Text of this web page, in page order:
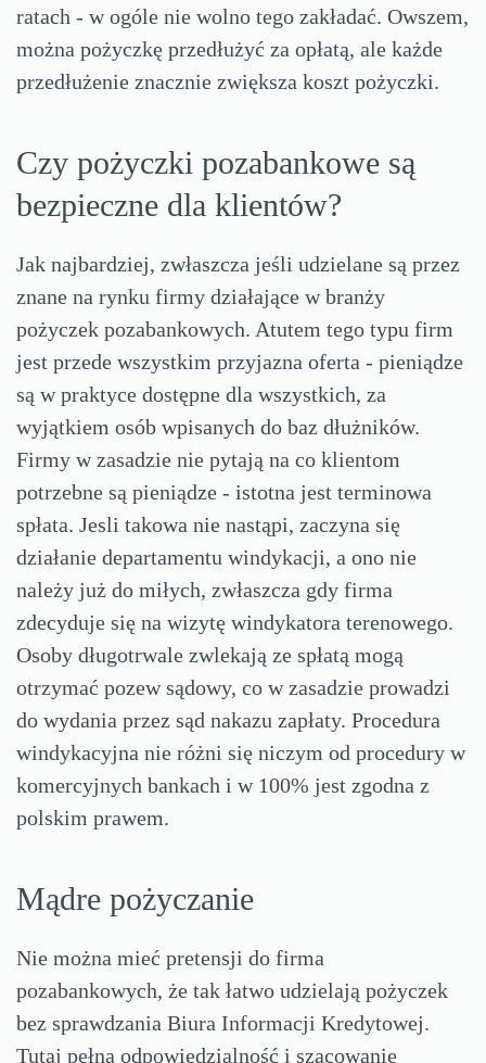
ratach - w ogóle nie wolno tego zakładać. Owszem,
można pożyczkę przedłużyć za opłatą, ale każde
przedłużenie znacznie zwiększa koszt pożyczki.
Czy pożyczki pozabankowe są
bezpieczne dla klientów?
Jak najbardziej, zwłaszcza jeśli udzielane są przez
znane na rynku firmy działające w branży
pożyczek pozabankowych. Atutem tego typu firm
jest przede wszystkim przyjazna oferta - pieniądze
są w praktyce dostępne dla wszystkich, za
wyjątkiem osób wpisanych do baz dłużników.
Firmy w zasadzie nie pytają na co klientom
potrzebne są pieniądze - istotna jest terminowa
spłata. Jesli takowa nie nastąpi, zaczyna się
działanie departamentu windykacji, a ono nie
należy już do miłych, zwłaszcza gdy firma
zdecyduje się na wizytę windykatora terenowego.
Osoby długotrwale zwlekają ze spłatą mogą
otrzymać pozew sądowy, co w zasadzie prowadzi
do wydania przez sąd nakazu zapłaty. Procedura
windykacyjna nie różni się niczym od procedury w
komercyjnych bankach i w 100% jest zgodna z
polskim prawem.
Mądre pożyczanie
Nie można mieć pretensji do firma
pozabankowych, że tak łatwo udzielają pożyczek
bez sprawdzania Biura Informacji Kredytowej.
Tutaj pełna odpowiedzialność i szacowanie